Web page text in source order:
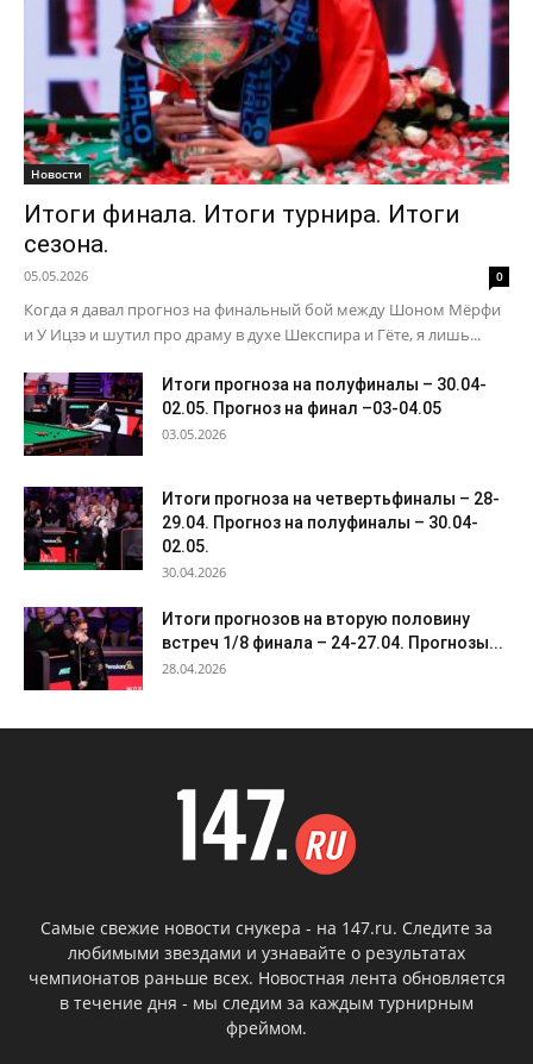
Новости
Итоги финала. Итоги турнира. Итоги
сезона.
05.05.2026 0
Когда я давал прогноз на финальный бой между Шоном Мёрфи
и У Ицзэ и шутил про драму в духе Шекспира и Гёте, я лишь...
Итоги прогноза на полуфиналы – 30.04-
02.05. Прогноз на финал –03-04.05
03.05.2026
Итоги прогноза на четвертьфиналы – 28-
29.04. Прогноз на полуфиналы – 30.04-
02.05.
30.04.2026
Итоги прогнозов на вторую половину
встреч 1/8 финала – 24-27.04. Прогнозы...
28.04.2026
Самые свежие новости снукера - на 147.ru. Следите за
любимыми звездами и узнавайте о результатах
чемпионатов раньше всех. Новостная лента обновляется
в течение дня - мы следим за каждым турнирным
фреймом.